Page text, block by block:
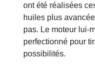
ont été réalisées
huiles plus
pas. Le moteur lui-
perfectionné pour
possibilités.